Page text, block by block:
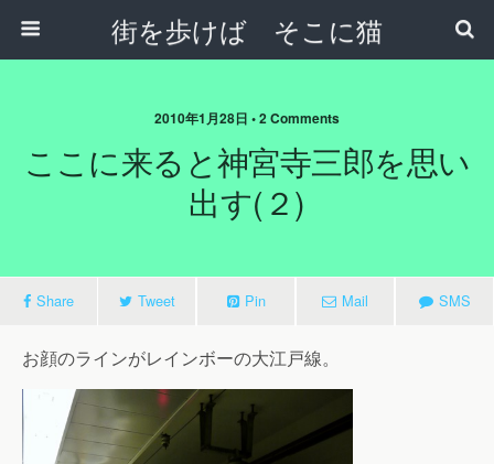
街を歩けば そこに猫
2010年1月28日 • 2 Comments
ここに来ると神宮寺三郎を思い
出す(２)
Share Tweet Pin Mail SMS
お顔のラインがレインボーの大江戸線。